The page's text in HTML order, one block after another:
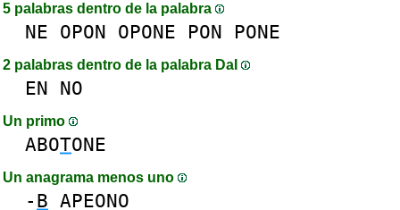
5 palabras dentro de la palabra
NE OPON OPONE PON PONE
2 palabras dentro de la palabra DaI
EN NO
Un primo
ABOTONE
Un anagrama menos uno
- B APEONO